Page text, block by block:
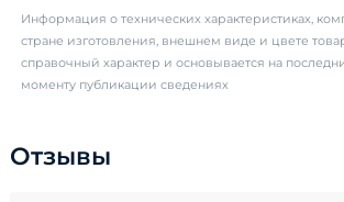
Информация о технических характеристиках,
стране изготовления, внешнем виде и цвете
справочный характер и основывается на
моменту публикации сведениях
Отзывы